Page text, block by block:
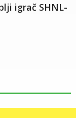
igrač SHNL-